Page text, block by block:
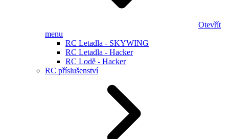
Otevřít
menu
RC Letadla - SKYWING
RC Letadla - Hacker
RC Lodě - Hacker
RC příslušenství